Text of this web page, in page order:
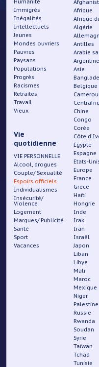
Humanité
Immigrés
Inégalités
Intellectuels
Jeunes
Mondes ouvriers
Pauvres
Paysans
Populations
Progrès
Racismes
Retraites
Travail
Vieux
Vie
quotidienne
VIE PERSONNELLE
Alcool, drogues
Couple/ Sexualité
Espoirs officiels
Individualismes
Insécurité/
Violence
Logement
Marques/ Publicité
Santé
Sport
Vacances
Afrique
Afrique
Algérie
Antilles
Arabie
Argentine
Asie
Belgique
Chine
Congo
Corée
Côte
Égypte
Espagne
Etats-
Europe
France
Grèce
Haïti
Hongrie
Inde
Irak
Iran
Israël
Japon
Liban
Libye
Mali
Maroc
Mexique
Niger
Palestine
Russie
Rwanda
Soudan
Syrie
Taïwan
Tchad
Tunisie